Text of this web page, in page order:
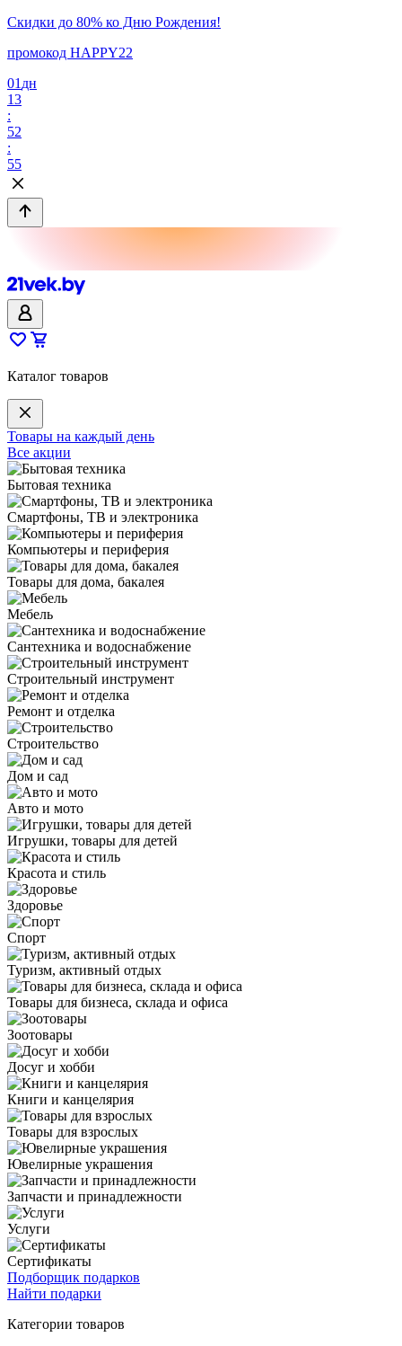
Скидки до 80% ко Дню Рождения!
промокод HAPPY22
01 дн
13
:
52
:
55
Каталог товаров
Товары на каждый день
Все акции
Бытовая техника
Смартфоны, ТВ и электроника
Компьютеры и периферия
Товары для дома, бакалея
Мебель
Сантехника и водоснабжение
Строительный инструмент
Ремонт и отделка
Строительство
Дом и сад
Авто и мото
Игрушки, товары для детей
Красота и стиль
Здоровье
Спорт
Туризм, активный отдых
Товары для бизнеса, склада и офиса
Зоотовары
Досуг и хобби
Книги и канцелярия
Товары для взрослых
Ювелирные украшения
Запчасти и принадлежности
Услуги
Сертификаты
Подборщик подарков
Найти подарки
Категории товаров